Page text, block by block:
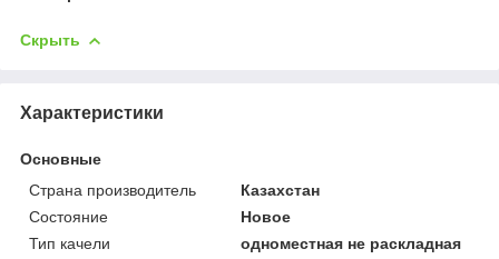
Скрыть
Характеристики
Основные
Страна производитель
Казахстан
Состояние
Новое
Тип качели
одноместная не раскладная